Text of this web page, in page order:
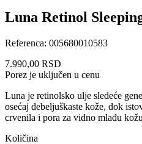
Luna Retinol
Referenca: 005680010583
7.990,00 RSD
Porez je uključen u cenu
Luna je retinolsko ulje sledeće
osećaj debeljuškaste kože, dok
crvenila i pora za vidno mlađu
Količina